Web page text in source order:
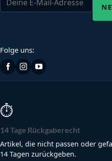
Folge uns:
⏱
14 Tage Rückgaberecht
Artikel, die nicht passen oder
14 Tagen zurückgeben.